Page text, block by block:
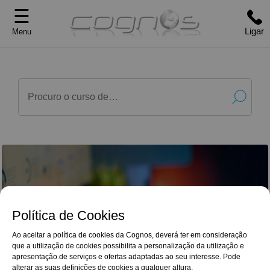
Política de Cookies
Ao aceitar a política de cookies da Cognos, deverá ter em consideração
que a utilização de cookies possibilita a personalização da utilização e
apresentação de serviços e ofertas adaptadas ao seu interesse. Pode
alterar as suas definições de cookies a qualquer altura.
☰
Menu Ligar
Google Reviews
4,9/5
Quero agradecer a qualidade dos materiais
disponibilizados e os excelentes desafios de